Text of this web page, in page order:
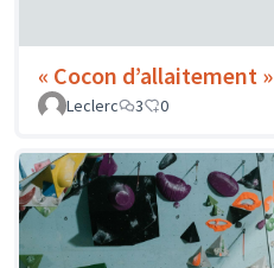
« Cocon d’allaitement »
Leclerc
3 0